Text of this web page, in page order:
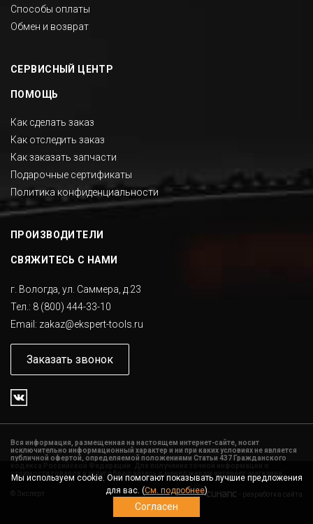
Способы оплаты
Обмен и возврат
СЕРВИСНЫЙ ЦЕНТР
ПОМОЩЬ
Как сделать заказ
Как отследить заказ
Как заказать запчасти
Подарочные сертификаты
Политика конфиденциальности
ПРОИЗВОДИТЕЛИ
СВЯЖИТЕСЬ С НАМИ
г. Вологда, ул. Саммера, д.23
Тел.: 8 (800) 444-33-10
Email: zakaz@ekspert-tools.ru
Заказать звонок
Вся информация, размещенная на настоящем интернет-сайте, носит
исключительно информационный характер и ни при каких условиях не является
публичной офертой, определяемой положениями Статьи 437 Гражданского
стоимости товаров и услуг обращайтесь к менеджерам интернет-магазина.
© Эксперт разработка сайта
Мы используем cookie. Они помогают показывать лучшие предложения
для вас. (См. подробнее)
Согласен